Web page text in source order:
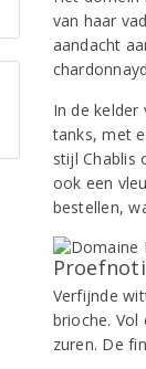
van haar
aandacht
In de
tanks, met
stijl Chablis
ook een
bestellen,
Verfijnde
brioche.
zuren. De